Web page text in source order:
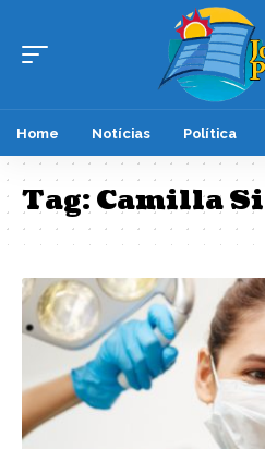
Home Notícias Política
Tag:Camilla